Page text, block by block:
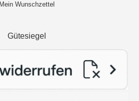
Mein Wunschzettel
Gütesiegel